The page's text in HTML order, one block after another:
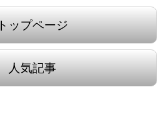
トップページ
人気記事